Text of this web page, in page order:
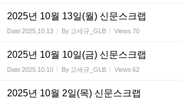
2025년 10월 13일(월) 신문스크랩
Date2025.10.13 By 고세규_GLB Views 70
2025년 10월 10일(금) 신문스크랩
Date2025.10.10 By 고세규_GLB Views 62
2025년 10월 2일(목) 신문스크랩